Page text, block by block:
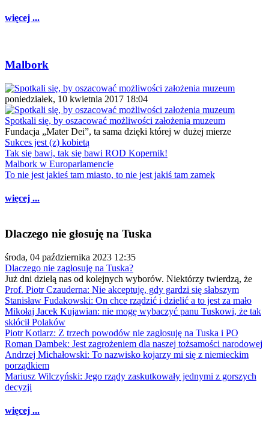
więcej ...
Malbork
poniedziałek, 10 kwietnia 2017 18:04
Spotkali się, by oszacować możliwości założenia muzeum
Fundacja „Mater Dei”, ta sama dzięki której w dużej mierze
Sukces jest (z) kobietą
Tak się bawi, tak się bawi ROD Kopernik!
Malbork w Europarlamencie
To nie jest jakieś tam miasto, to nie jest jakiś tam zamek
więcej ...
Dlaczego nie głosuję na Tuska
środa, 04 października 2023 12:35
Dlaczego nie zagłosuję na Tuska?
Już dni dzielą nas od kolejnych wyborów. Niektórzy twierdzą, że
Prof. Piotr Czauderna: Nie akceptuję, gdy gardzi się słabszym
Stanisław Fudakowski: On chce rządzić i dzielić a to jest za mało
Mikołaj Jacek Kujawian: nie mogę wybaczyć panu Tuskowi, że tak
skłócił Polaków
Piotr Kotlarz: Z trzech powodów nie zagłosuję na Tuska i PO
Roman Dambek: Jest zagrożeniem dla naszej tożsamości narodowej
Andrzej Michałowski: To nazwisko kojarzy mi się z niemieckim
porządkiem
Mariusz Wilczyński: Jego rządy zaskutkowały jednymi z gorszych
decyzji
więcej ...